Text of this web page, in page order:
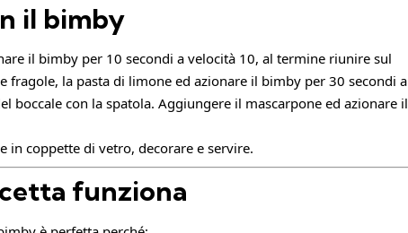
il bimby
il bimby per 10 secondi a velocità 10, al termine riunire sul
fragole, la pasta di limone ed azionare il bimby per 30 secondi a
boccale con la spatola. Aggiungere il mascarpone ed azionare il
in coppette di vetro, decorare e servire.
funziona